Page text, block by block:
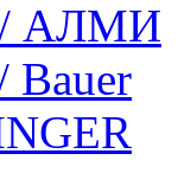
АЛМИ
Bauer